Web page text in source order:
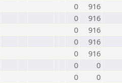
0
916
0
916
0
916
0
916
0
916
0
0
0
0